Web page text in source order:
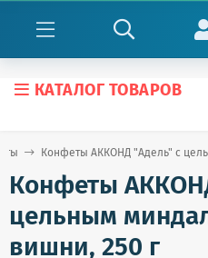
КАТАЛОГ ТОВАРОВ
Конфеты АККОНД "Адель" с
Конфеты
цельным
вишни, 250 г